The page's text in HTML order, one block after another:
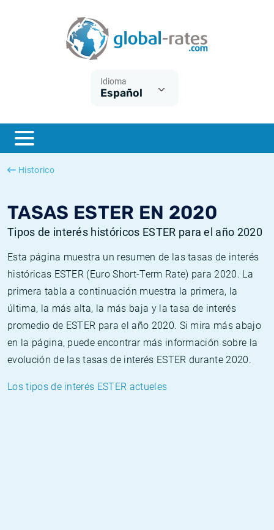
Idioma
Español
Historico
TASAS ESTER EN 2020
Tipos de interés históricos ESTER para el año 2020
Esta página muestra un resumen de las tasas de interés
históricas ESTER (Euro Short-Term Rate) para 2020. La
primera tabla a continuación muestra la primera, la
última, la más alta, la más baja y la tasa de interés
promedio de ESTER para el año 2020. Si mira más abajo
en la página, puede encontrar más información sobre la
evolución de las tasas de interés ESTER durante 2020.
Los tipos de interés ESTER actueles
ESTER
SONIA
¿Qué es la inflación IPC?
¿Qué es la inflación IPCA?
Inflación Español - IPC
Inflación Estadounidense
Euribor - histórico
SOFR - histórico
TONAR - histórico
Calculadora de inflación